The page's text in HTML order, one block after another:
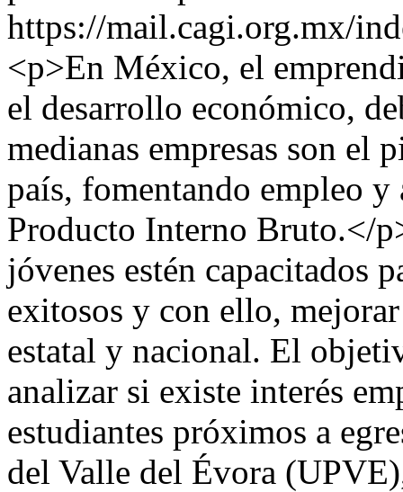
https://mail.cagi.org.mx/
<p>En México, el
el desarrollo económico,
medianas empresas son el
país, fomentando empleo
Producto Interno Bruto.</
jóvenes estén capacitados
exitosos y con ello,
estatal y nacional. El
analizar si existe interés
estudiantes próximos a
del Valle del Évora